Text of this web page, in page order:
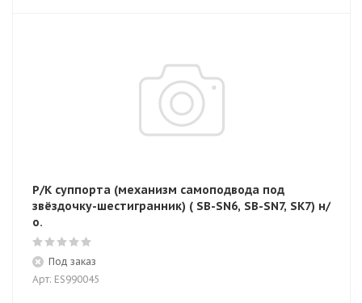
Р/К суппорта (механизм самоподвода под
звёздочку-шестигранник) ( SB-SN6, SB-SN7, SK7) н/
о.
Под заказ
Арт: ES990045